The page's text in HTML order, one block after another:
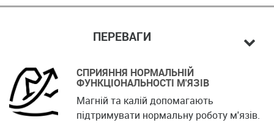
ПЕРЕВАГИ
СПРИЯННЯ НОРМАЛЬНІЙ
ФУНКЦІОНАЛЬНОСТІ М'ЯЗІВ
Магній та калій допомагають
підтримувати нормальну роботу м'язів.